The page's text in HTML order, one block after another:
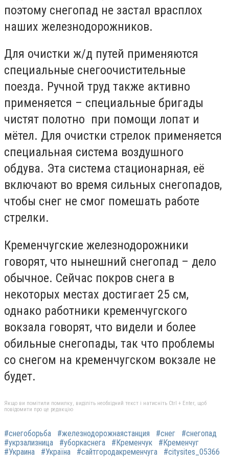
поэтому снегопад не застал врасплох
наших железнодорожников.
Для очистки ж/д путей применяются
специальные снегоочистительные
поезда. Ручной труд также активно
применяется – специальные бригады
чистят полотно при помощи лопат и
мётел. Для очистки стрелок применяется
специальная система воздушного
обдува. Эта система стационарная, её
включают во время сильных снегопадов,
чтобы снег не смог помешать работе
стрелки.
Кременчугские железнодорожники
говорят, что нынешний снегопад – дело
обычное. Сейчас покров снега в
некоторых местах достигает 25 см,
однако работники кременчугского
вокзала говорят, что видели и более
обильные снегопады, так что проблемы
со снегом на кременчугском вокзале не
будет.
Якщо ви помітили помилку, виділіть необхідний текст і натисніть Ctrl + Enter, щоб
повідомити про це редакцію
#снегоборьба #железнодорожнаястанция #снег
#снегопад
#укрзализница
#уборкаснега #Кременчук‬
#‎Кременчуг‬
#‎Украина‬
#‎Україна‬ #‎сайтгородакременчуга‬ #‎citysites_05366‬